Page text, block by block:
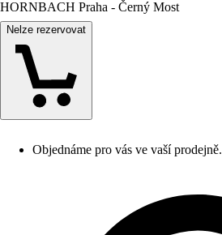
HORNBACH Praha - Černý Most
Nelze rezervovat
Objednáme pro vás ve vaší prodejně.